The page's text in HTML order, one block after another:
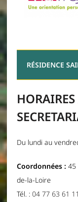
RÉSIDENCE
Du lundi au
Coordonnées : 45
de-la-Loire
Tél. : 04 77 63 61 11